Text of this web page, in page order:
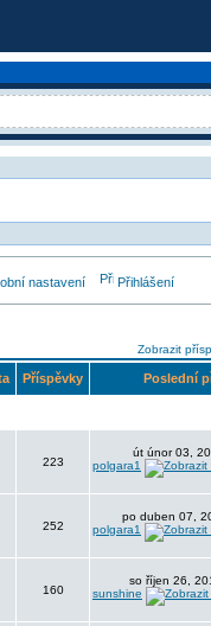
nastavení Přihlášení
Zobrazit
Příspěvky Poslední
223
út únor 03,
polgara1
252
po duben 07,
polgara1
160
so říjen 26,
sunshine